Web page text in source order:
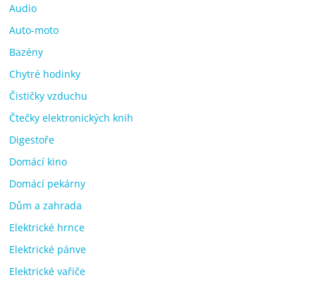
Audio
Auto-moto
Bazény
Chytré hodinky
Čističky vzduchu
Čtečky elektronických knih
Digestoře
Domácí kino
Domácí pekárny
Dům a zahrada
Elektrické hrnce
Elektrické pánve
Elektrické vařiče